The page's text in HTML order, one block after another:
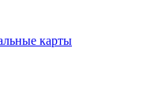
карты